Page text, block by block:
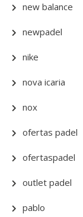
new balance
newpadel
nike
nova icaria
nox
ofertas padel
ofertaspadel
outlet padel
pablo